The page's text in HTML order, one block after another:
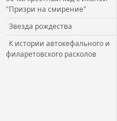
"Призри на смирение"
Звезда рождества
К истории автокефального и
филаретовского расколов